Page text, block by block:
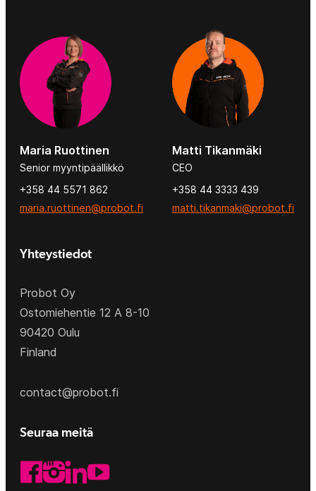
Yhteystiedot
Probot Oy
Ostomiehentie 12 A 8-10
90420 Oulu
Finland
contact@probot.fi
Seuraa meitä
Facebook
Instagram
LinkedIn
YouTube
Maria Ruottinen
Senior myyntipäällikkö
+358 44 5571 862
maria.ruottinen@probot.fi
Matti Tikanmäki
CEO
+358 44 3333 439
matti.tikanmaki@probot.fi